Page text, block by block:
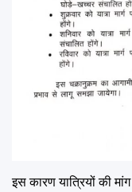
इस कारण यात्रियों की